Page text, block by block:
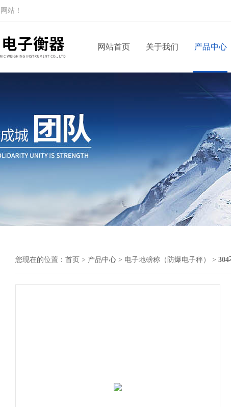
站！
网站首页 关于我们 产品中心
您现在的位置： 首页 > 产品中心 > 电子地磅称（防爆电子秤） >